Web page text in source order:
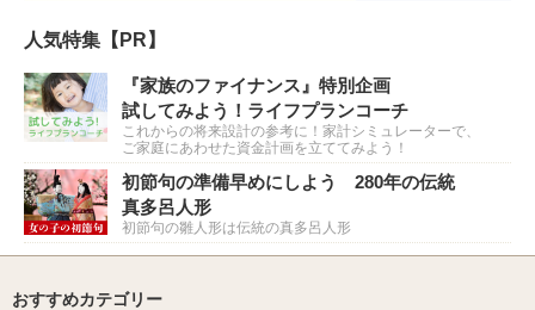
人気特集【PR】
『家族のファイナンス』特別企画
試してみよう！ライフプランコーチ
これからの将来設計の参考に！家計シミュレーターで、
ご家庭にあわせた資金計画を立ててみよう！
初節句の準備早めにしよう 280年の伝統
真多呂人形
初節句の雛人形は伝統の真多呂人形
おすすめカテゴリー